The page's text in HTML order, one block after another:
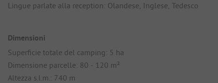
Lingue parlate alla reception: Olandese, Inglese, Tedesco
Dimensioni
Superficie totale del camping: 5 ha
Dimensione parcelle: 80 - 120 m²
Altezza s.l.m.: 740 m